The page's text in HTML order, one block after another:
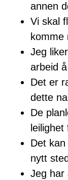
annen
Vi skal
Jeg
arbeid
Det er
dette
De
Det
nytt
Jeg har